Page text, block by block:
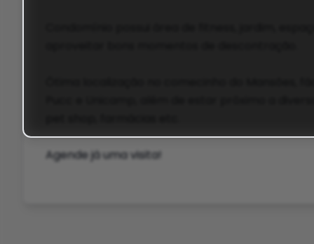
Agende já uma visita!